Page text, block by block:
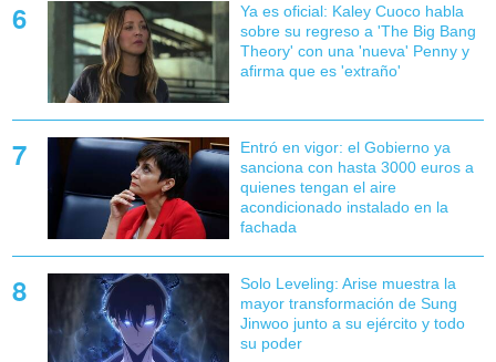
Ya es oficial: Kaley Cuoco habla
sobre su regreso a 'The Big Bang
Theory' con una 'nueva' Penny y
afirma que es 'extraño'
Entró en vigor: el Gobierno ya
sanciona con hasta 3000 euros a
quienes tengan el aire
acondicionado instalado en la
fachada
Solo Leveling: Arise muestra la
mayor transformación de Sung
Jinwoo junto a su ejército y todo
su poder